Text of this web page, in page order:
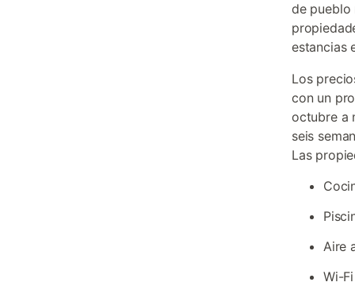
de pueblo
estancias
Los
con un
octubre a
seis
Las
Aire
Wi-